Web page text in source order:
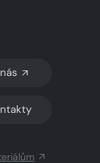
TMAVÝ REŽIM